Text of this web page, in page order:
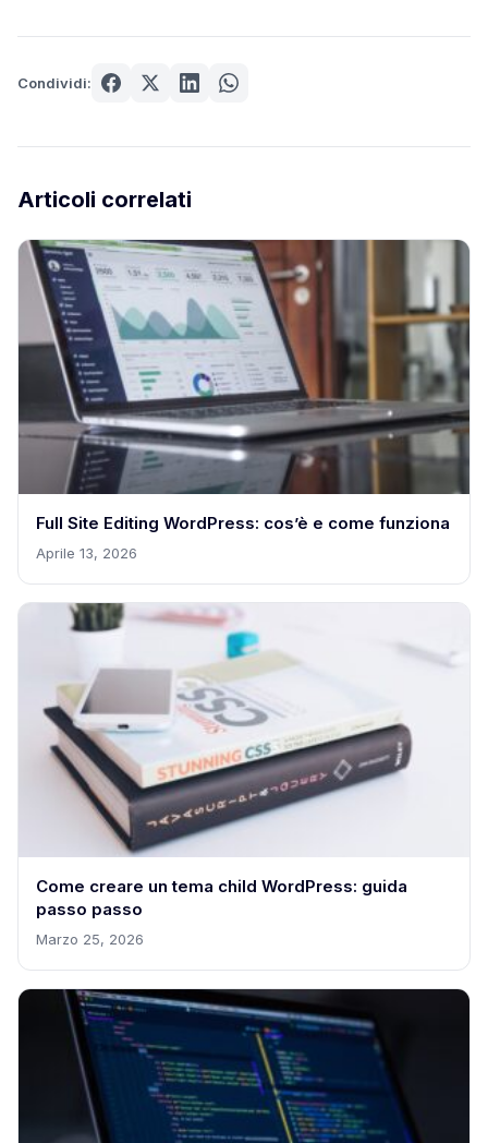
Condividi:
Articoli correlati
Full Site Editing WordPress: cos’è e come funziona
Aprile 13, 2026
Come creare un tema child WordPress: guida
passo passo
Marzo 25, 2026